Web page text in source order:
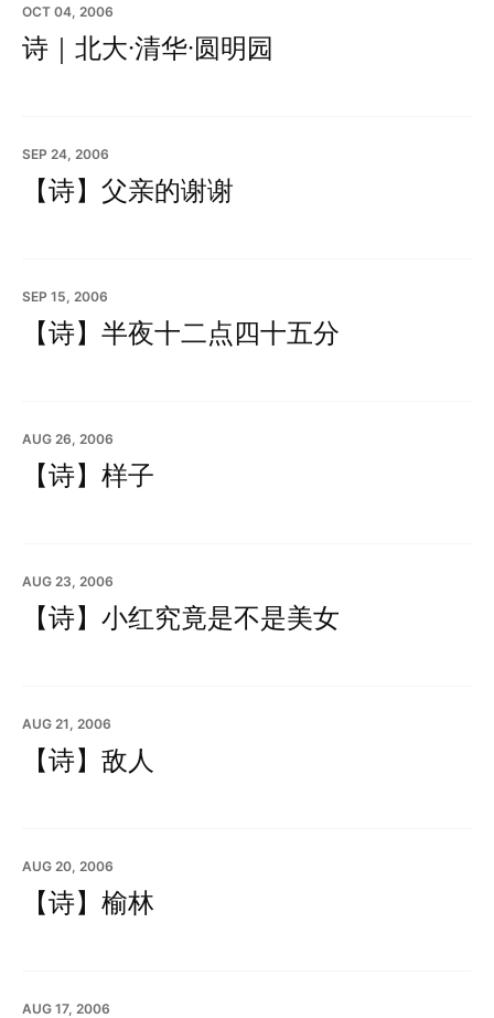
OCT 04, 2006
诗｜北大·清华·圆明园
SEP 24, 2006
【诗】父亲的谢谢
SEP 15, 2006
【诗】半夜十二点四十五分
AUG 26, 2006
【诗】样子
AUG 23, 2006
【诗】小红究竟是不是美女
AUG 21, 2006
【诗】敌人
AUG 20, 2006
【诗】榆林
AUG 17, 2006